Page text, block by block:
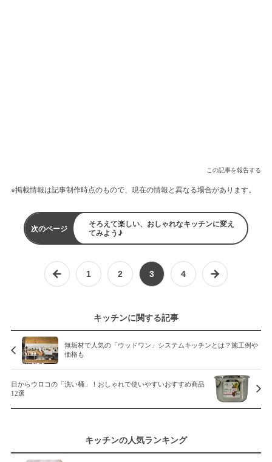
この記事を報告する
※掲載情報は記事制作時点のもので、現在の情報と異なる場合があります。
次のページ
そろえて楽しい、おしゃれなキッチンに変え
てみよう♪
1 2 3 4
キッチンに関する記事
無垢材で人気の「ウッドワン」システムキッチンとは？施工例や
価格も
目からウロコの「洗い桶」！おしゃれで使いやすいおすすめ商品
12選
キッチンの人気ランキング